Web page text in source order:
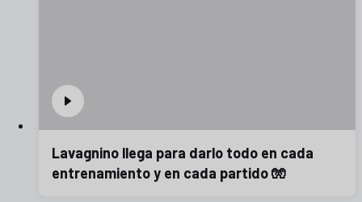
Lavagnino llega para darlo todo en cada
entrenamiento y en cada partido 🧤